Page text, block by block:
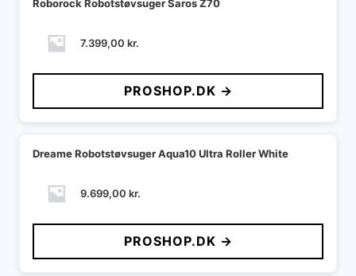
Roborock Robotstøvsuger Saros Z70
7.399,00 kr.
PROSHOP.DK →
Dreame Robotstøvsuger Aqua10 Ultra Roller White
9.699,00 kr.
PROSHOP.DK →